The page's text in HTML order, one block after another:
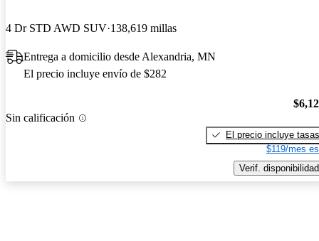
4 Dr STD AWD SUV 138,619 millas
Entrega a domicilio desde Alexandria, MN
El precio incluye envío de $282
Sin calificación
El precio incluye tasas
$119/mes
Verif. disponibilidad